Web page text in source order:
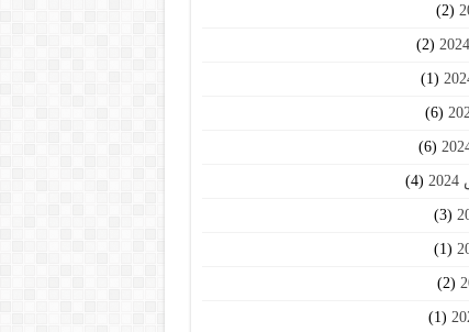
(2)
(2)
(1)
(6)
(6)
(4)
(3)
(1)
(2)
(1)